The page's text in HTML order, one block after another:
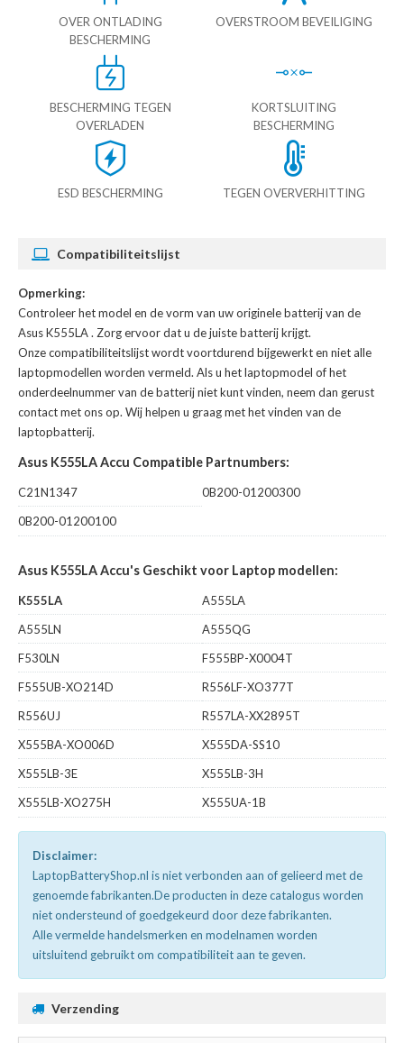
OVER ONTLADING
BESCHERMING
OVERSTROOM BEVEILIGING
BESCHERMING TEGEN
OVERLADEN
KORTSLUITING
BESCHERMING
ESD BESCHERMING TEGEN OVERVERHITTING
Compatibiliteitslijst
Opmerking:
Controleer het model en de vorm van uw originele batterij van de
Asus K555LA. Zorg ervoor dat u de juiste batterij krijgt.
Onze compatibiliteitslijst wordt voortdurend bijgewerkt en niet alle
laptopmodellen worden vermeld. Als u het laptopmodel of het
onderdeelnummer van de batterij niet kunt vinden, neem dan gerust
contact met ons op. Wij helpen u graag met het vinden van de
laptopbatterij.
Asus K555LA Accu Compatible Partnumbers:
C21N1347
0B200-01200300
0B200-01200100
Asus K555LA Accu's Geschikt voor Laptop modellen:
K555LA
A555LA
A555LN
A555QG
F530LN
F555BP-X0004T
F555UB-XO214D
R556LF-XO377T
R556UJ
R557LA-XX2895T
X555BA-XO006D
X555DA-SS10
X555LB-3E
X555LB-3H
X555LB-XO275H
X555UA-1B
Disclaimer:
LaptopBatteryShop.nl is niet verbonden aan of gelieerd met de
genoemde fabrikanten.De producten in deze catalogus worden
niet ondersteund of goedgekeurd door deze fabrikanten.
Alle vermelde handelsmerken en modelnamen worden
uitsluitend gebruikt om compatibiliteit aan te geven.
Verzending